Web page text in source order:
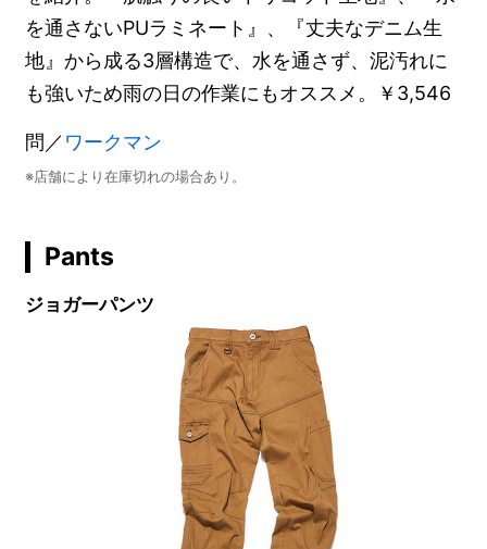
を通さないPUラミネート』、『丈夫なデニム生
地』から成る3層構造で、水を通さず、泥汚れに
も強いため雨の日の作業にもオススメ。￥3,546
問／ ワークマン
※店舗により在庫切れの場合あり。
Pants
ジョガーパンツ